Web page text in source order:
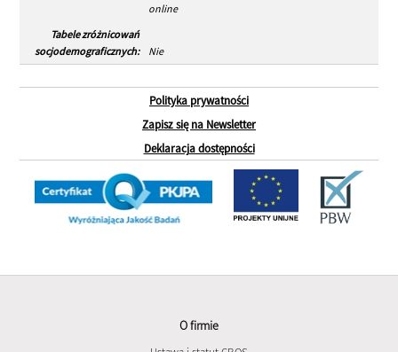
online
Tabele zróżnicowań
socjodemograficznych:
Nie
Polityka prywatności
Zapisz się na Newsletter
Deklaracja dostępności
O firmie